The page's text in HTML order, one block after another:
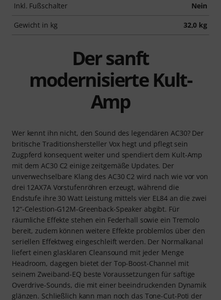
Inkl. Fußschalter Nein
Gewicht in kg 32,0 kg
Der sanft
modernisierte Kult-
Amp
Wer kennt ihn nicht, den Sound des legendären AC30? Der
britische Traditionshersteller Vox hegt und pflegt sein
Zugpferd konsequent weiter und spendiert dem Kult-Amp
mit dem AC30 C2 einige zeitgemäße Updates. Der
unverwechselbare Klang des AC30 C2 wird nach wie vor von
drei 12AX7A Vorstufenröhren erzeugt, während die
Endstufe ihre 30 Watt Leistung mittels vier EL84 an die zwei
12“-Celestion-G12M-Greenback-Speaker abgibt. Für
räumliche Effekte stehen ein Federhall sowie ein Tremolo
bereit, zudem können weitere Effekte problemlos über den
seriellen Effektweg eingeschleift werden. Der Normalkanal
liefert einen glasklaren Cleansound mit jeder Menge
Headroom, dagegen bietet der Top-Boost-Channel mit
seinem Zweiband-EQ beste Voraussetzungen für saftige
Overdrive-Sounds, die mit einer beeindruckenden Dynamik
glänzen. Schließlich kann man noch das Tone-Cut-Poti der